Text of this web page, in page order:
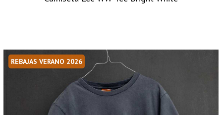
REBAJAS VERANO 2026